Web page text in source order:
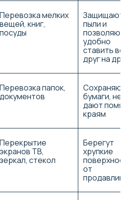
Перевозка мелких
вещей, книг,
посуды
Защищают
пыли и
позволяют
удобно
ставить
друг на
Перевозка папок,
документов
Сохраняют
бумаги, не
дают
краям
Перекрытие
экранов ТВ,
зеркал, стекол
Берегут
хрупкие
от
отзывов